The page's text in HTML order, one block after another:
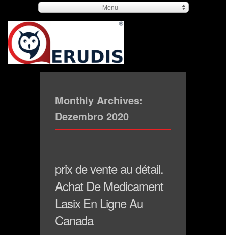
Menu
Monthly Archives:
Dezembro 2020
prix de vente au détail.
Achat De Medicament
Lasix En Ligne Au
Canada